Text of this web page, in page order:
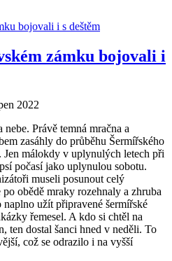
zámku bojovali i
2022
Právě temná mračna a
zasáhly do průběhu Šermířského
málokdy v uplynulých letech při
počasí jako uplynulou sobotu.
museli posunout celý
obědě mraky rozehnaly a zhruba
užít připravené šermířské
řemesel. A kdo si chtěl na
ten dostal šanci hned v neděli. To
což se odrazilo i na vyšší